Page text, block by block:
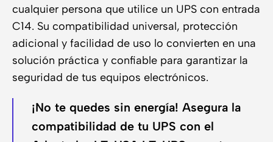
cualquier persona que utilice un UPS con entrada
C14. Su compatibilidad universal, protección
adicional y facilidad de uso lo convierten en una
solución práctica y confiable para garantizar la
seguridad de tus equipos electrónicos.
¡No te quedes sin energía! Asegura la
compatibilidad de tu UPS con el